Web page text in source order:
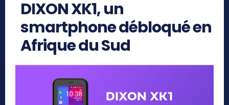
DIXON XK1, un
smartphone débloqué en
Afrique du Sud